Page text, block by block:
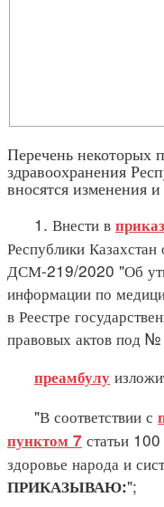
Перечень некоторых
здравоохранения
вносятся изменения
1. Внести в приказ
Республики
ДСМ-219/2020 "Об
информации по
в Реестре
правовых актов под
преамбулу
"В соответствии с
пунктом 7 статьи
здоровье народа и
ПРИКАЗЫВАЮ:";